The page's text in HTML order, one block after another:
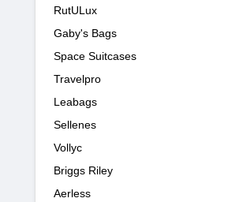
RutULux
Gaby's Bags
Space Suitcases
Travelpro
Leabags
Sellenes
Vollyc
Briggs Riley
Aerless